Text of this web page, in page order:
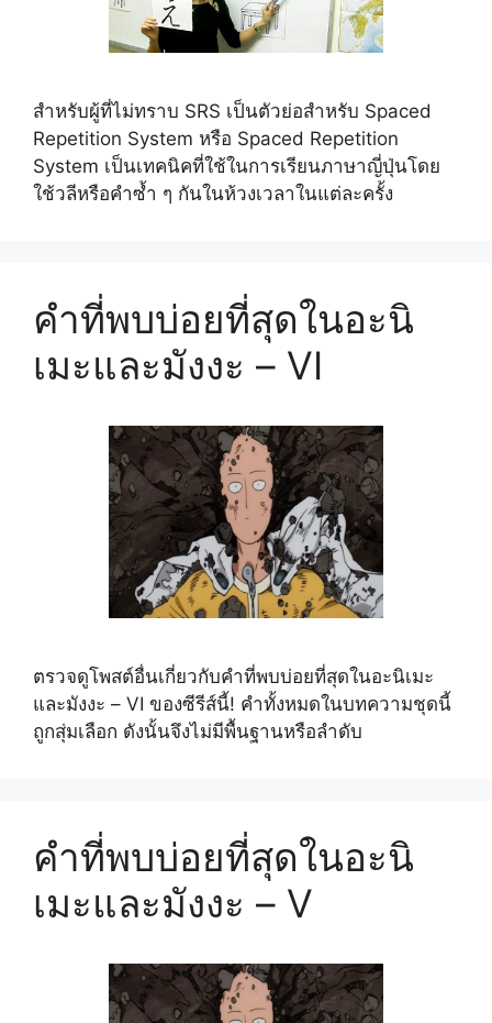
สำหรับผู้ที่ไม่ทราบ SRS เป็นตัวย่อสำหรับ Spaced
Repetition System หรือ Spaced Repetition
System เป็นเทคนิคที่ใช้ในการเรียนภาษาญี่ปุ่นโดย
ใช้วลีหรือคำซ้ำ ๆ กันในห้วงเวลาในแต่ละครั้ง
คำที่พบบ่อยที่สุดในอะนิ
เมะและมังงะ – VI
ตรวจดูโพสต์อื่นเกี่ยวกับคำที่พบบ่อยที่สุดในอะนิเมะ
และมังงะ – VI ของซีรีส์นี้! คำทั้งหมดในบทความชุดนี้
ถูกสุ่มเลือก ดังนั้นจึงไม่มีพื้นฐานหรือลำดับ
คำที่พบบ่อยที่สุดในอะนิ
เมะและมังงะ – V